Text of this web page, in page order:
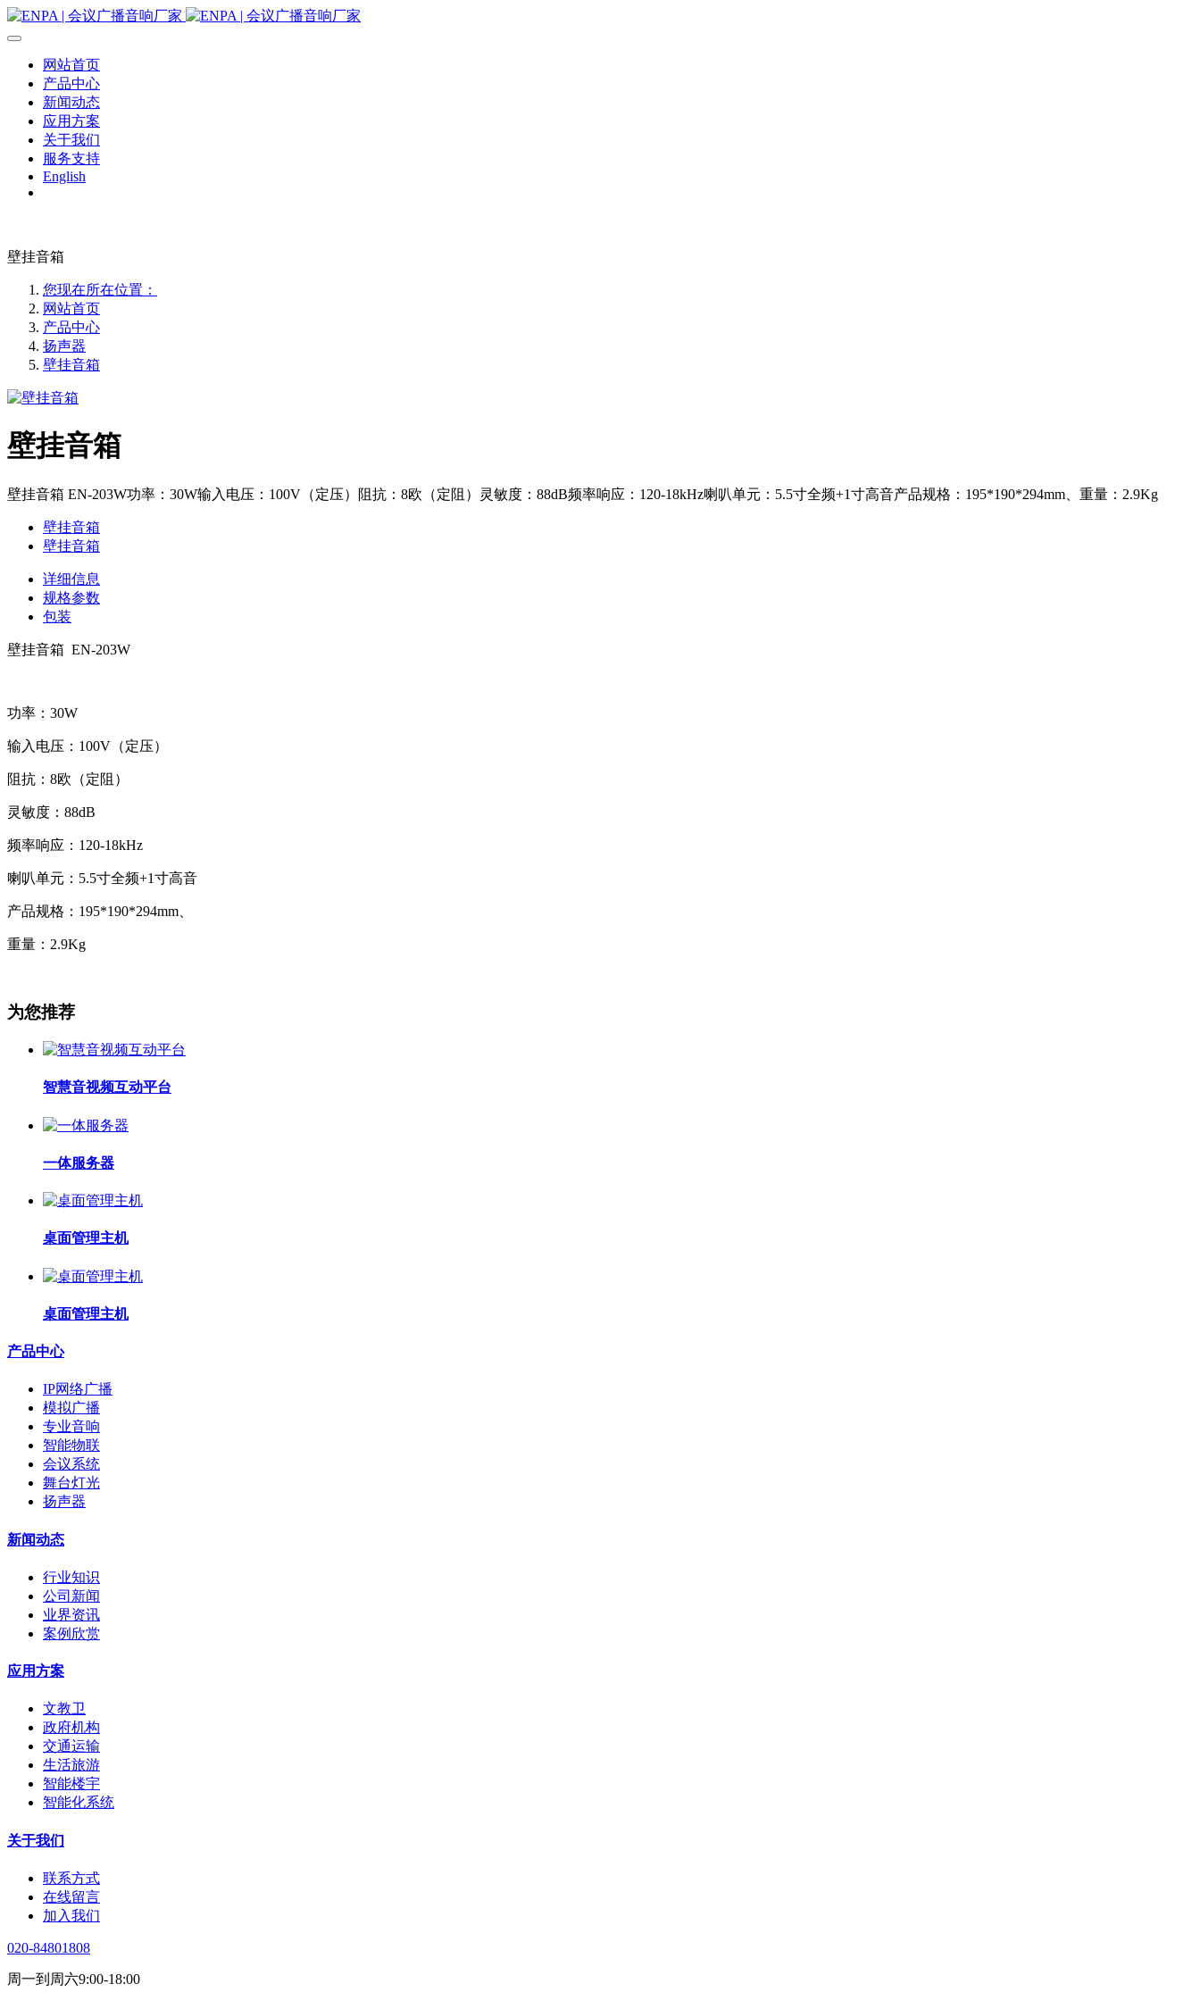
网站首页
产品中心
新闻动态
应用方案
关于我们
服务支持
English
壁挂音箱
您现在所在位置：
网站首页
产品中心
扬声器
壁挂音箱
壁挂音箱
壁挂音箱 EN-203W功率：30W输入电压：100V（定压）阻抗：8欧（定阻）灵敏度：88dB频率响应：120-18kHz喇叭单元：5.5寸全频+1寸高音产品规格：195*190*294mm、重量：2.9Kg
壁挂音箱
壁挂音箱
详细信息
规格参数
包装
壁挂音箱 EN-203W
功率：30W
输入电压：100V（定压）
阻抗：8欧（定阻）
灵敏度：88dB
频率响应：120-18kHz
喇叭单元：5.5寸全频+1寸高音
产品规格：195*190*294mm、
重量：2.9Kg
为您推荐
智慧音视频互动平台
一体服务器
桌面管理主机
桌面管理主机
产品中心
IP网络广播
模拟广播
专业音响
智能物联
会议系统
舞台灯光
扬声器
新闻动态
行业知识
公司新闻
业界资讯
案例欣赏
应用方案
文教卫
政府机构
交通运输
生活旅游
智能楼宇
智能化系统
关于我们
联系方式
在线留言
加入我们
020-84801808
周一到周六9:00-18:00